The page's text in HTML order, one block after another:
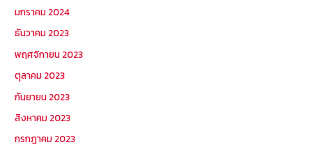
มกราคม 2024
ธันวาคม 2023
พฤศจิกายน 2023
ตุลาคม 2023
กันยายน 2023
สิงหาคม 2023
กรกฎาคม 2023